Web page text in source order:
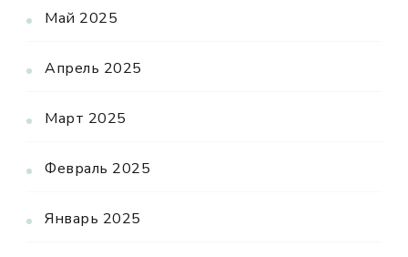
Май 2025
Апрель 2025
Март 2025
Февраль 2025
Январь 2025